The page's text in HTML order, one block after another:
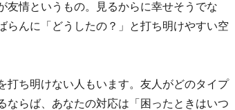
友情というもの。見るからに幸せそうでな
らんに「どうしたの？」と打ち明けやすい空
打ち明けない人もいます。友人がどのタイプ
ならば、あなたの対応は「困ったときはいつ